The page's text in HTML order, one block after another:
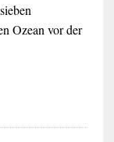
Ozean vor der